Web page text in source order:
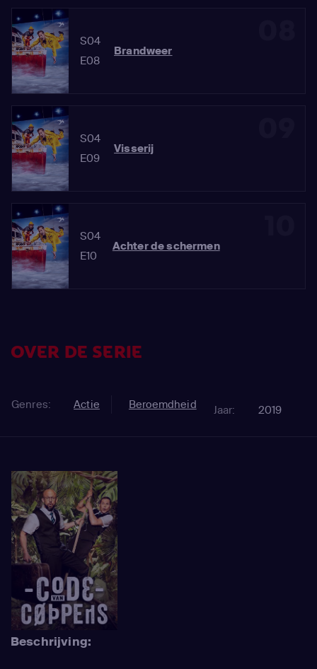
S04
E08
Brandweer
S04
E09
Visserij
S04
E10
Achter de schermen
OVER DE SERIE
Genres: Actie Beroemdheid Jaar: 2019
Beschrijving: